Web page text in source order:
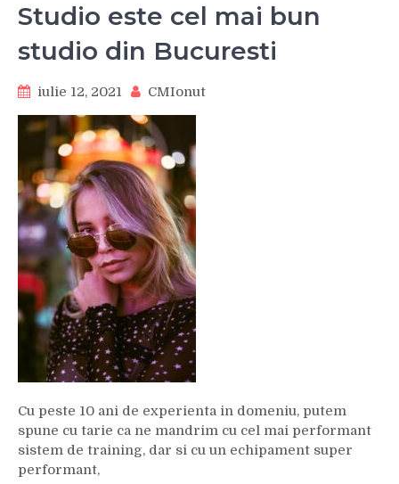
Studio este cel mai bun
studio din Bucuresti
iulie 12, 2021 CMIonut
Cu peste 10 ani de experienta in domeniu, putem
spune cu tarie ca ne mandrim cu cel mai performant
sistem de training, dar si cu un echipament super
performant,